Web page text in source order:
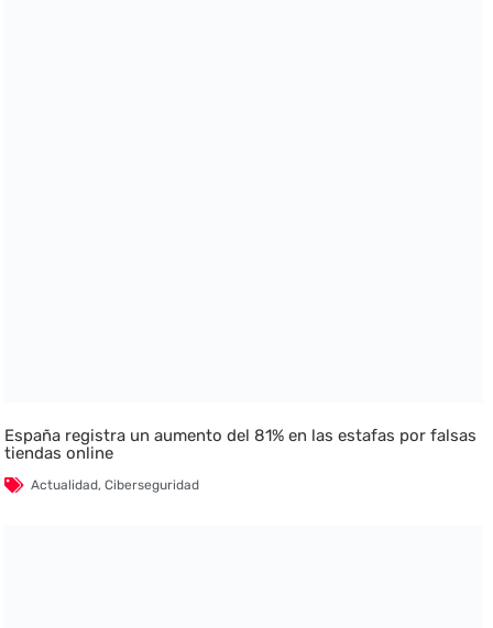
España registra un aumento del 81% en las estafas por falsas
tiendas online
Actualidad,Ciberseguridad